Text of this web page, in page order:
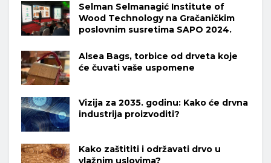
Selman Selmanagić Institute of
Wood Technology na Gračaničkim
poslovnim susretima SAPO 2024.
Alsea Bags, torbice od drveta koje
će čuvati vaše uspomene
Vizija za 2035. godinu: Kako će drvna
industrija proizvoditi?
Kako zaštititi i održavati drvo u
vlažnim uslovima?